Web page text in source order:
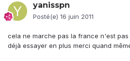
yanisspn
Posté(e) 16 juin 2011
cela ne marche pas la france n'est
déjà essayer en plus merci quand